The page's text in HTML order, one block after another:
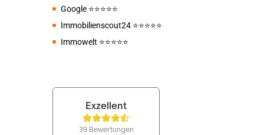
Google ⭐️⭐️⭐️⭐️⭐️
Immobilienscout24 ⭐️⭐️⭐️⭐️⭐️
Immowelt ⭐️⭐️⭐️⭐️⭐️